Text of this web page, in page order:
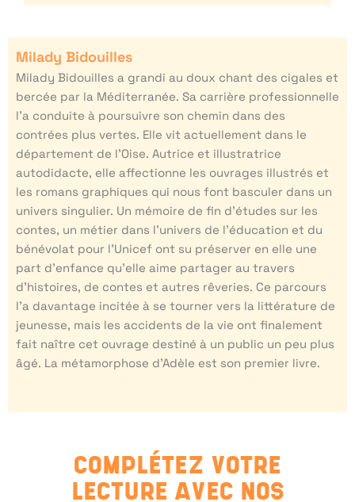
Milady Bidouilles
Milady Bidouilles a grandi au doux chant des cigales et
bercée par la Méditerranée. Sa carrière professionnelle
l’a conduite à poursuivre son chemin dans des
contrées plus vertes. Elle vit actuellement dans le
département de l’Oise. Autrice et illustratrice
autodidacte, elle affectionne les ouvrages illustrés et
les romans graphiques qui nous font basculer dans un
univers singulier. Un mémoire de fin d’études sur les
contes, un métier dans l’univers de l’éducation et du
bénévolat pour l’Unicef ont su préserver en elle une
part d’enfance qu’elle aime partager au travers
d’histoires, de contes et autres rêveries. Ce parcours
l’a davantage incitée à se tourner vers la littérature de
jeunesse, mais les accidents de la vie ont finalement
fait naître cet ouvrage destiné à un public un peu plus
âgé. La métamorphose d’Adèle est son premier livre.
COMPLÉTEZ VOTRE
LECTURE AVEC NOS